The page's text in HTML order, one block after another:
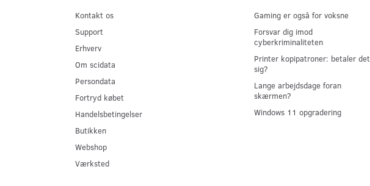
Kontakt os
Support
Erhverv
Om scidata
Persondata
Fortryd købet
Handelsbetingelser
Butikken
Webshop
Værksted
Gaming er også for voksne
Forsvar dig imod
cyberkriminaliteten
Printer kopipatroner: betaler det
sig?
Lange arbejdsdage foran
skærmen?
Windows 11 opgradering